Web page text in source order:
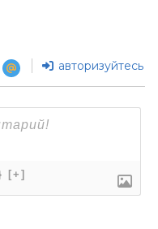
авторизуйтесь
[+]